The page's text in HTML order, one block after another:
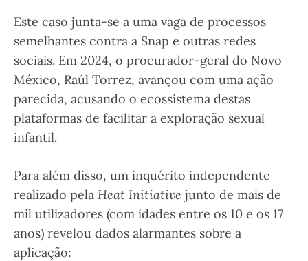
Este caso junta-se a uma vaga de processos
semelhantes contra a Snap e outras redes
sociais. Em 2024, o procurador-geral do Novo
México, Raúl Torrez, avançou com uma ação
parecida, acusando o ecossistema destas
plataformas de facilitar a exploração sexual
infantil.
Para além disso, um inquérito independente
realizado pela Heat Initiative junto de mais de
mil utilizadores (com idades entre os 10 e os 17
anos) revelou dados alarmantes sobre a
aplicação: